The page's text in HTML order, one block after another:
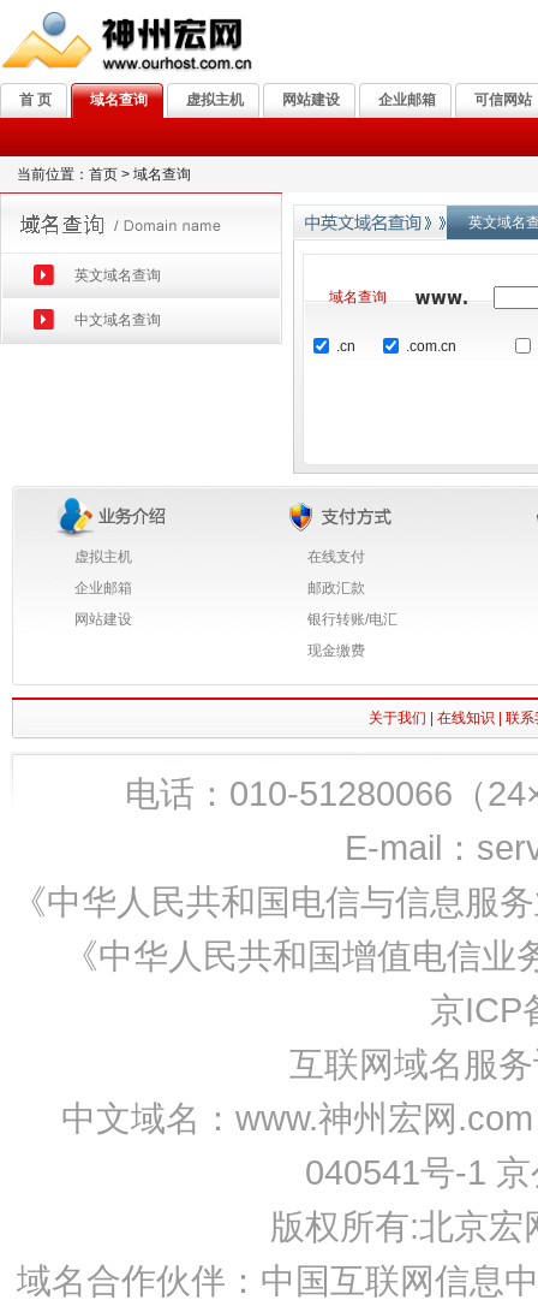
首 页 域名查询 虚拟主机 网站建设 企业邮箱 可信网站
当前位置：首页 > 域名查询
英文域名查询
中文域名查询
英文域名
域名查询
.cn .com.cn
虚拟主机
企业邮箱
网站建设
在线支付
邮政汇款
银行转账/电汇
现金缴费
关于我们 在线知识 联系
电话：010-51280066（
E-mail：
《中华人民共和国电信与信息服
《中华人民共和国增值电信
京ICP
互联网域名服
中文域名：www.神州宏网
040541号-1
版权所有:北京宏
域名合作伙伴：中国互联网信息